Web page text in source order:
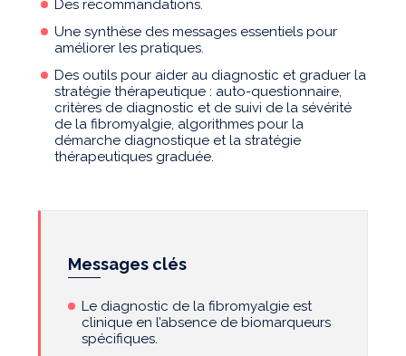
Des recommandations.
Une synthèse des messages essentiels pour
améliorer les pratiques.
Des outils pour aider au diagnostic et graduer la
stratégie thérapeutique : auto-questionnaire,
critères de diagnostic et de suivi de la sévérité
de la fibromyalgie, algorithmes pour la
démarche diagnostique et la stratégie
thérapeutiques graduée.
Messages clés
Le diagnostic de la fibromyalgie est
clinique en l’absence de biomarqueurs
spécifiques.